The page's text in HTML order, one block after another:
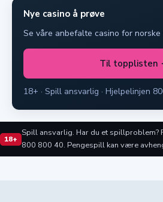
Nye casino å prøve
Se våre anbefalte casino for norske
Til topplisten
18+ · Spill ansvarlig · Hjelpelinjen
18+
Spill ansvarlig. Har du et spillproblem?
800 800 40. Pengespill kan være